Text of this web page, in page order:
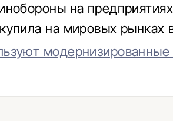
на предприятиях
на мировых рынках
модернизированные